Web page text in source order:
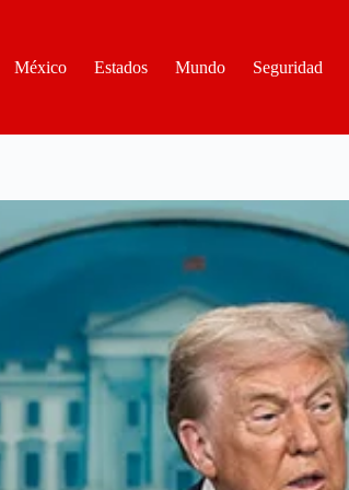
México
Estados Mundo Seguridad